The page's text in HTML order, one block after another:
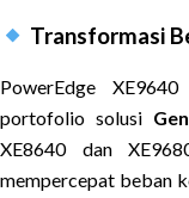
Transformasi
PowerEdge
portofolio solusi
XE8640 dan
mempercepat beban